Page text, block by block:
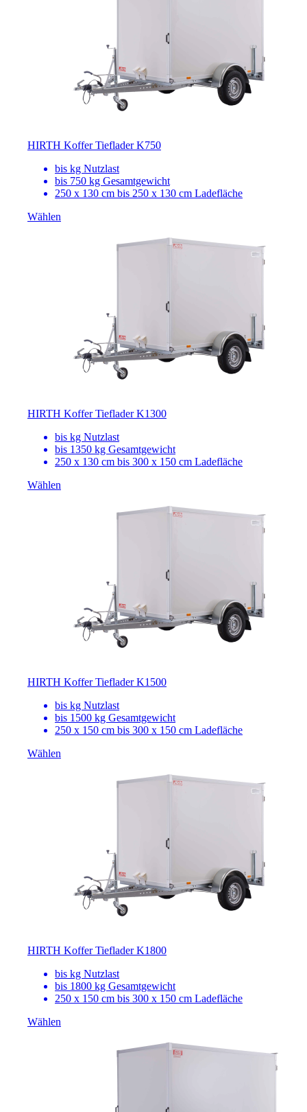
HIRTH Koffer Tieflader K750
bis kg Nutzlast
bis 750 kg Gesamtgewicht
250 x 130 cm bis 250 x 130 cm Ladefläche
Wählen
HIRTH Koffer Tieflader K1300
bis kg Nutzlast
bis 1350 kg Gesamtgewicht
250 x 130 cm bis 300 x 150 cm Ladefläche
Wählen
HIRTH Koffer Tieflader K1500
bis kg Nutzlast
bis 1500 kg Gesamtgewicht
250 x 150 cm bis 300 x 150 cm Ladefläche
Wählen
HIRTH Koffer Tieflader K1800
bis kg Nutzlast
bis 1800 kg Gesamtgewicht
250 x 150 cm bis 300 x 150 cm Ladefläche
Wählen